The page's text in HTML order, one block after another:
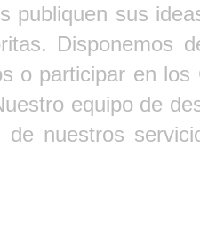
publiquen sus
Disponemos
o participar en
equipo de
de nuestros